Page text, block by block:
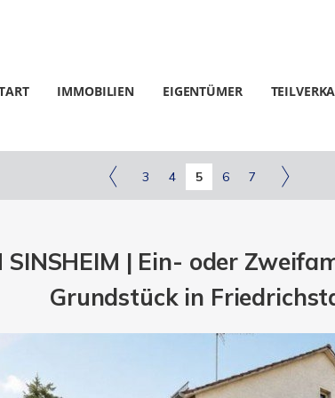
IMMOBILIEN EIGENTÜMER
3 4 5 6 7
SINSHEIM | Ein- oder
Grundstück in